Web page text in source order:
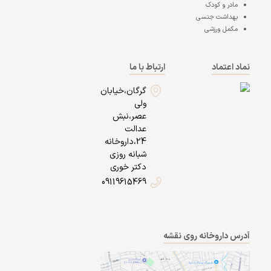
مادر و کودک
بهداشت جنسی
مکمل ورزشی
نماد اعتماد
ارتباط با ما
گرگان،خیابان
ولی
عصر،نبش
عدالت
24،داروخانه
شبانه روزی
دکتر خوری
09119615469
آدرس داروخانه روی نقشه